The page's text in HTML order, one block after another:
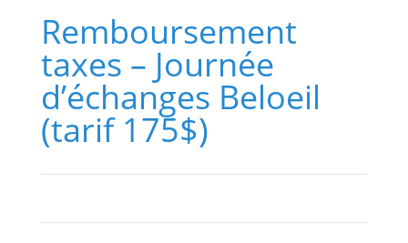
Remboursement
taxes – Journée
d’échanges Beloeil
(tarif 175$)